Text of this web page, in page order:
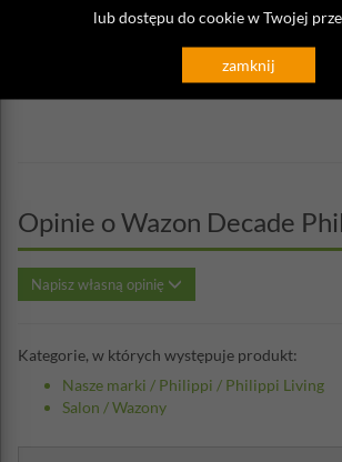
lub dostępu do cookie w Twojej
zamknij
Opinie o Wazon Decade
Napisz własną opinię
Kategorie, w których występuje produkt:
Nasze marki / Philippi / Philippi Living
Salon /Wazony